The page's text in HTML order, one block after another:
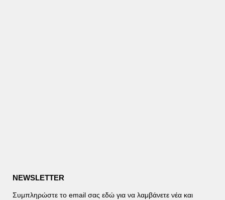
NEWSLETTER
Συμπληρώστε το email σας εδώ για να λαμβάνετε νέα και